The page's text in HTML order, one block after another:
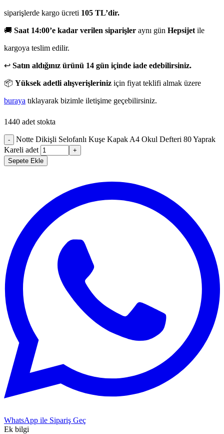
siparişlerde kargo ücreti 105 TL’dir.
🚚 Saat 14:00’e kadar verilen siparişler aynı gün Hepsijet ile
kargoya teslim edilir.
↩️ Satın aldığınız ürünü 14 gün içinde iade edebilirsiniz.
📦 Yüksek adetli alışverişleriniz için fiyat teklifi almak üzere
buraya tıklayarak bizimle iletişime geçebilirsiniz.
1440 adet stokta
-
Notte Dikişli Selofanlı Kuşe Kapak A4 Okul Defteri 80 Yaprak
Kareli adet
+
Sepete Ekle
WhatsApp ile Sipariş Geç
Ek bilgi